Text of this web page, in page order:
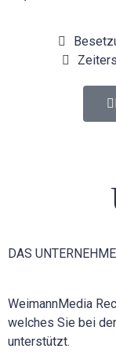
DAS
WeimannMedia
welches Sie bei
unterstützt.